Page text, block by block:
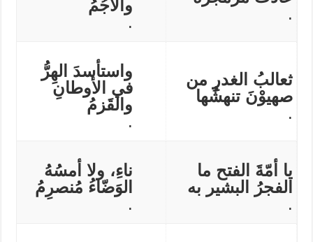
.
والأُجُمُ
.
ثعالبُ الغدرِ من
صهيوْنَ تنهشُها
.
واستأسدَ الهِرُّ
في الأوطانِ
والقَزمُ
.
يا أمّةَ الفتح ما
الفجرُ البشير به
.
ناءِ، ولا أمسُهُ
الوَضّاءُ مُنصرِمُ
.